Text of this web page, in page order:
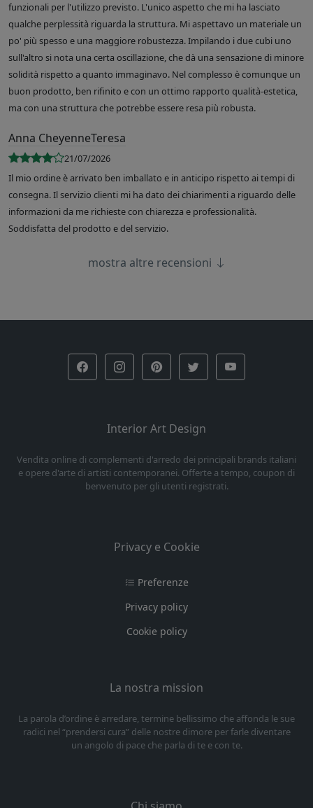
funzionali per l'utilizzo previsto. L'unico aspetto che mi ha lasciato
qualche perplessità riguarda la struttura. Mi aspettavo un materiale un
po' più spesso e una maggiore robustezza. Impilando i due cubi uno
sull'altro si nota una certa oscillazione, che dà una sensazione di minore
solidità rispetto a quanto immaginavo. Nel complesso è comunque un
buon prodotto, ben rifinito e con un ottimo rapporto qualità-estetica,
ma con una struttura che potrebbe essere resa più robusta.
Anna CheyenneTeresa
21/07/2026
Il mio ordine è arrivato ben imballato e in anticipo rispetto ai tempi di
consegna. Il servizio clienti mi ha dato dei chiarimenti a riguardo delle
informazioni da me richieste con chiarezza e professionalità.
Soddisfatta del prodotto e del servizio.
mostra altre recensioni
Interior Art Design
Vendita online di complementi d'arredo dei principali brands italiani
e opere d'arte di artisti contemporanei. Offerte a tempo, coupon di
benvenuto per gli utenti registrati.
Privacy e Cookie
Preferenze
Privacy policy
Cookie policy
La nostra mission
La parola d’ordine è arredare, termine bellissimo che affonda le sue
radici nel “prendersi cura” delle nostre dimore per farle diventare
un angolo di pace che parla di te e con te.